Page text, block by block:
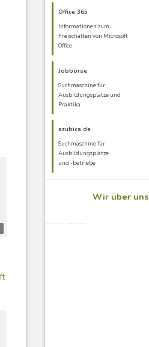
Office 365
Informationen zum
Freischalten von Microsoft
Office
Jobbörse
Suchmaschine für
Ausbildungsplätze und
Praktika
azubica.de
Suchmaschine für
Ausbildungsplätze
und -betriebe
Wir über uns